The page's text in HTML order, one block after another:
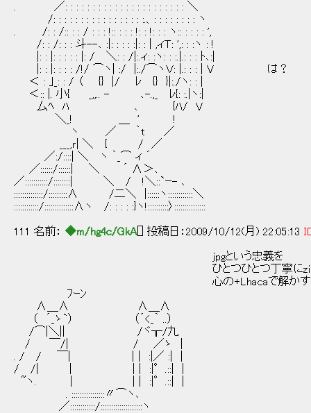
. ／: : : : : : : : : : : : : : : : : : : : : : ＼
/: : : : : : : : : : : : : : : : :.、: : : : : : : : ヽ
. /: : /:: : : / : : : !:: : : : !: : !: : : ヽ:: : : : : ',
/: : /: : : 斗--､ :|: : : : :|: : | ,ィＴ: ',: : :ヽ : !
|: : |: : : : : |: / ＼: : /|:.ィ: :ヽ: : :.|.: : : ﾄ､:|
|: : |: : : : /!/ ⌒ヽ| :/ |:./⌒ヽＶ: |.: : : | V は？
＜ : ｣_: : / 〈 {} |/ ﾚ {} }|:./ヽ: : |
＜:: |. 小{ _,,.. - ､-.,_ ﾚ{: :.|ヽ:|
厶ﾍ ﾊ ､ {ﾊ/ V
＼_! ＿ ' !
ヽ ／ ｀t ／
___,ｒ| ＼ { / ／
／:/::::| ＼ ヽ ｀_⌒ ィ ´
／::::::/::::::| ＼ ´ ∧＞､
／:::::::::::/::::::::| ＼ / !＼::`ｰ- ､
::::::::::::::/:::::::::∧ /二＼ |::::::ヽ::::::::::::＼
::::::::::::/::::::::::::::∧ヽ /: : : : :}ヽ!::::::::::〉:::::::::::::::
111 名前： ◆m/hg4c/GkA[] 投稿日：2009/10/12(月) 22:05:13
jpgという忠義を
ひとつひとつ丁寧にzipに
心の+Lhacaで解かすのでお
ﾌｰﾝ
∧＿∧ ∧＿∧
（ ´_ゝ`） （´<_｀ ..）
/⌒|＼|| /ヾ┰/九
/ ￣/| / ／ゝ |
. / / ￣| | | :|／ :| |
/ /| | | | :|°.::| |
~ヽ. | | | :|°.::| |
. ::::::::::::::::〃⌒ヽ､
／::::::::::::/::::::::::::::::::::ヽ